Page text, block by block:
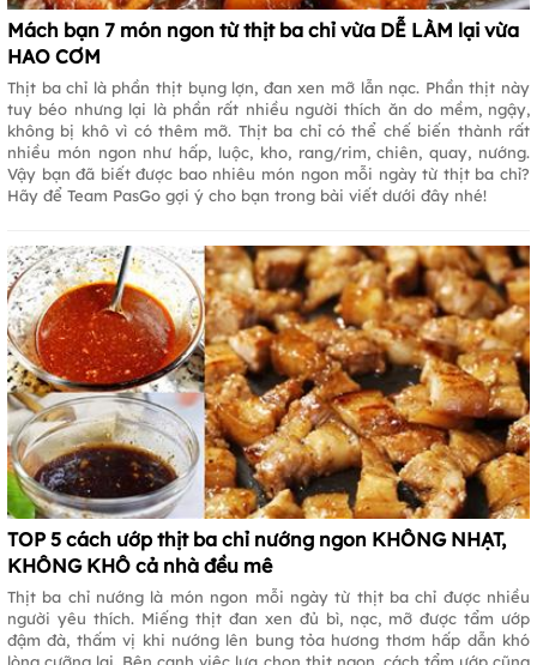
Mách bạn 7 món ngon từ thịt ba chỉ vừa DỄ LÀM lại vừa
HAO CƠM
Thịt ba chỉ là phần thịt bụng lợn, đan xen mỡ lẫn nạc. Phần thịt này
tuy béo nhưng lại là phần rất nhiều người thích ăn do mềm, ngậy,
không bị khô vì có thêm mỡ. Thịt ba chỉ có thể chế biến thành rất
nhiều món ngon như hấp, luộc, kho, rang/rim, chiên, quay, nướng.
Vậy bạn đã biết được bao nhiêu món ngon mỗi ngày từ thịt ba chỉ?
Hãy để Team PasGo gợi ý cho bạn trong bài viết dưới đây nhé!
TOP 5 cách ướp thịt ba chỉ nướng ngon KHÔNG NHẠT,
KHÔNG KHÔ cả nhà đều mê
Thịt ba chỉ nướng là món ngon mỗi ngày từ thịt ba chỉ được nhiều
người yêu thích. Miếng thịt đan xen đủ bì, nạc, mỡ được tẩm ướp
đậm đà, thấm vị khi nướng lên bung tỏa hương thơm hấp dẫn khó
lòng cưỡng lại. Bên cạnh việc lựa chọn thịt ngon, cách tẩm ướp cũng